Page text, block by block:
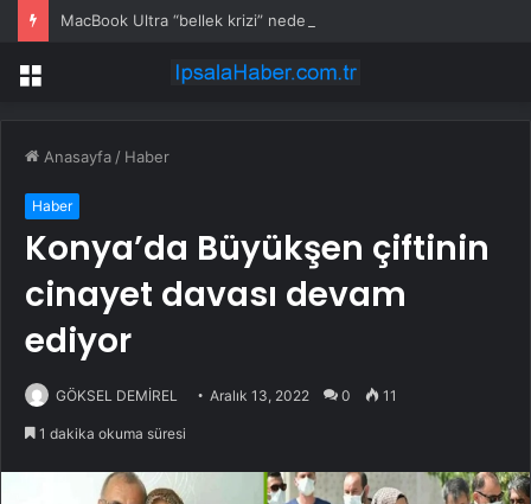
MacBook Ultra “bellek krizi” nedeniyle bu yıl gelmeyebilir
Menü
Anasayfa / Haber
Haber
Konya’da Büyükşen çiftinin
cinayet davası devam
ediyor
GÖKSEL DEMİREL Aralık 13, 2022 0 11
1 dakika okuma süresi